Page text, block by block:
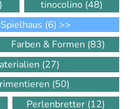
tinocolino (48)
(6) >>
Farben & Formen (83)
(27)
(50)
Perlenbretter (12)